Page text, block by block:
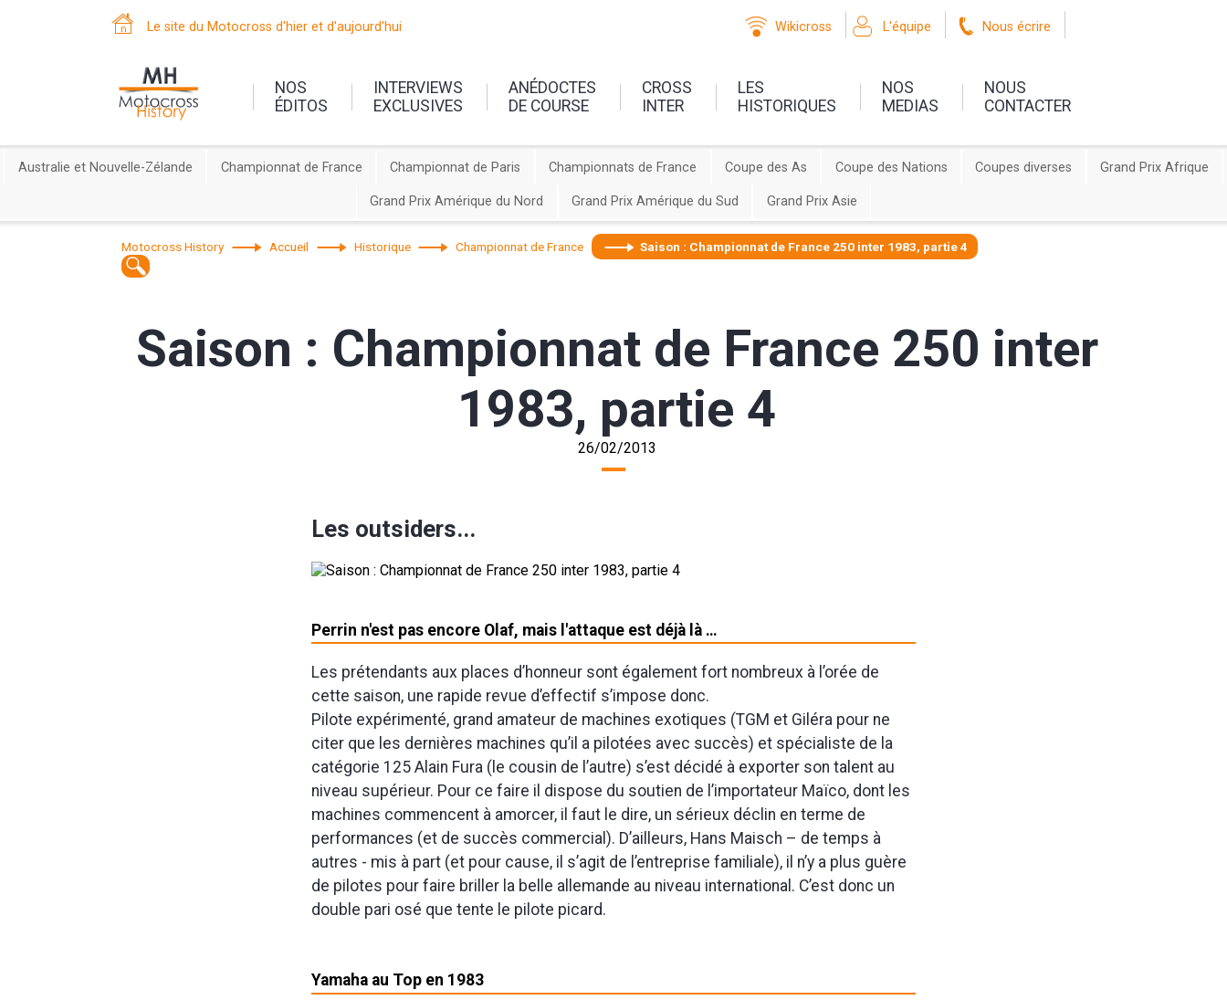
Le site du Motocross d'hier et d'aujourd'hui Wikicross L'équipe Nous écrire
NOS
ÉDITOS
INTERVIEWS
EXCLUSIVES
ANÉDOCTES
DE COURSE
CROSS
INTER
LES
HISTORIQUES
NOS
MEDIAS
NOUS
CONTACTER
Australie et Nouvelle-Zélande Championnat de France Championnat de Paris Championnats de France Coupe des As Coupe des Nations Coupes diverses Grand Prix Afrique
Grand Prix Amérique du Nord Grand Prix Amérique du Sud Grand Prix Asie
Motocross History Accueil Historique Championnat de France Saison : Championnat de France 250 inter 1983, partie 4
Saison : Championnat de France 250 inter
1983, partie 4
26/02/2013
Les outsiders...
Perrin n'est pas encore Olaf, mais l'attaque est déjà là …
Les prétendants aux places d’honneur sont également fort nombreux à l’orée de
cette saison, une rapide revue d’effectif s’impose donc.
Pilote expérimenté, grand amateur de machines exotiques (TGM et Giléra pour ne
citer que les dernières machines qu’il a pilotées avec succès) et spécialiste de la
catégorie 125 Alain Fura (le cousin de l’autre) s’est décidé à exporter son talent au
niveau supérieur. Pour ce faire il dispose du soutien de l’importateur Maïco, dont les
machines commencent à amorcer, il faut le dire, un sérieux déclin en terme de
performances (et de succès commercial). D’ailleurs, Hans Maisch – de temps à
autres - mis à part (et pour cause, il s’agit de l’entreprise familiale), il n’y a plus guère
de pilotes pour faire briller la belle allemande au niveau international. C’est donc un
double pari osé que tente le pilote picard.
Yamaha au Top en 1983